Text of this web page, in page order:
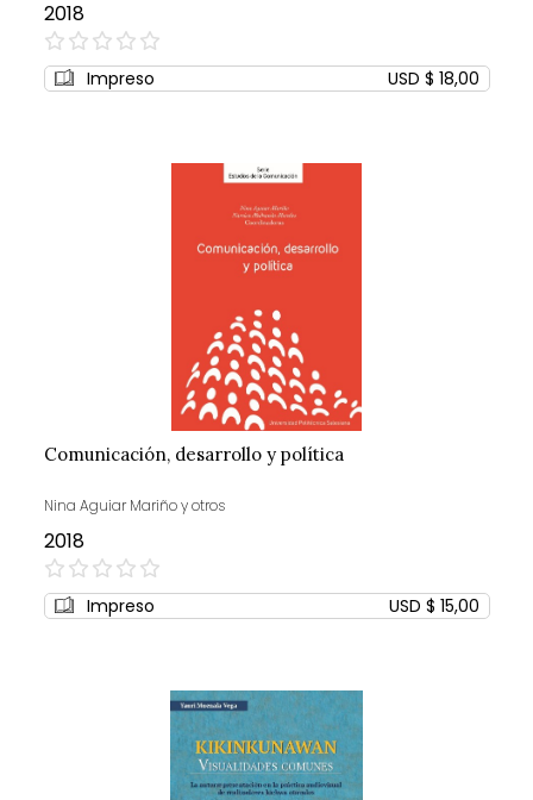
2018
0%
Impreso USD $ 18,00
Comunicación, desarrollo y política
Nina Aguiar Mariño y otros
2018
0%
Impreso USD $ 15,00